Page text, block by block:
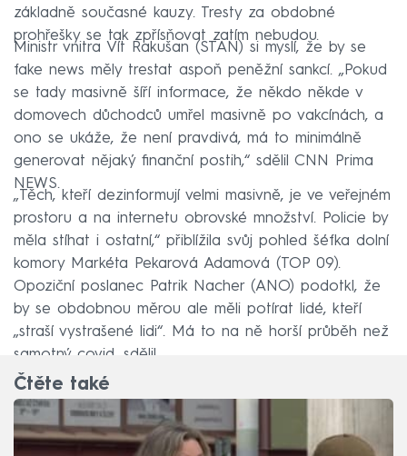
základně současné kauzy. Tresty za obdobné
prohřešky se tak zpřísňovat zatím nebudou.
Ministr vnitra Vít Rakušan (STAN) si myslí, že by se
fake news měly trestat aspoň peněžní sankcí. „Pokud
se tady masivně šíří informace, že někdo někde v
domovech důchodců umřel masivně po vakcínách, a
ono se ukáže, že není pravdivá, má to minimálně
generovat nějaký finanční postih,“ sdělil CNN Prima
NEWS.
„Těch, kteří dezinformují velmi masivně, je ve veřejném
prostoru a na internetu obrovské množství. Policie by
měla stíhat i ostatní,“ přiblížila svůj pohled šéfka dolní
komory Markéta Pekarová Adamová (TOP 09).
Opoziční poslanec Patrik Nacher (ANO) podotkl, že
by se obdobnou měrou ale měli potírat lidé, kteří
„straší vystrašené lidi“. Má to na ně horší průběh než
samotný covid, sdělil.
Čtěte také